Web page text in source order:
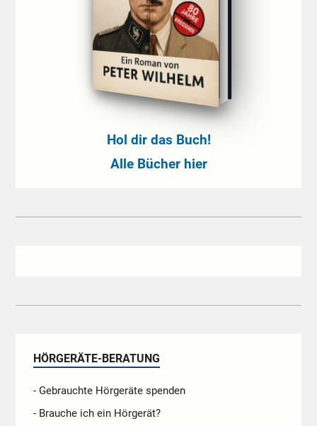
Hol dir das Buch!
Alle Bücher hier
HÖRGERÄTE-BERATUNG
- Gebrauchte Hörgeräte spenden
- Brauche ich ein Hörgerät?